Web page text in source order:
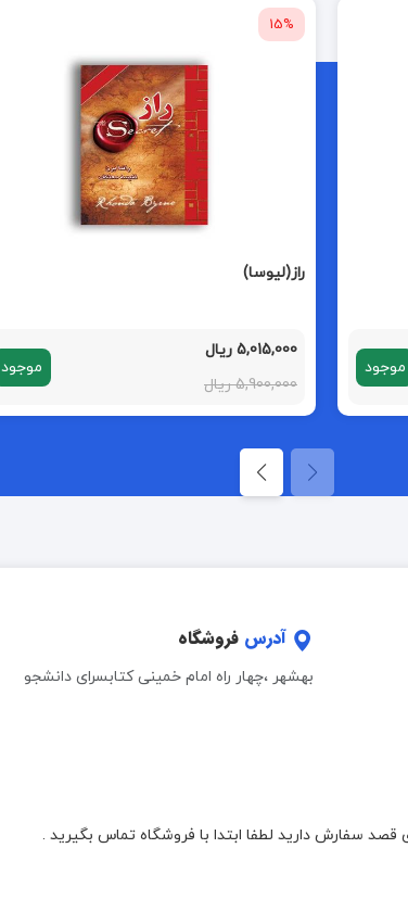
موجود
15%
راز(لیوسا)
5,015,000 ریال
5,900,000 ریال
موجود
آدرس فروشگاه
بهشهر ،چهار راه امام خمینی کتابسرای دانشجو
قصد سفارش دارید لطفا ابتدا با فروشگاه تماس بگیرید .